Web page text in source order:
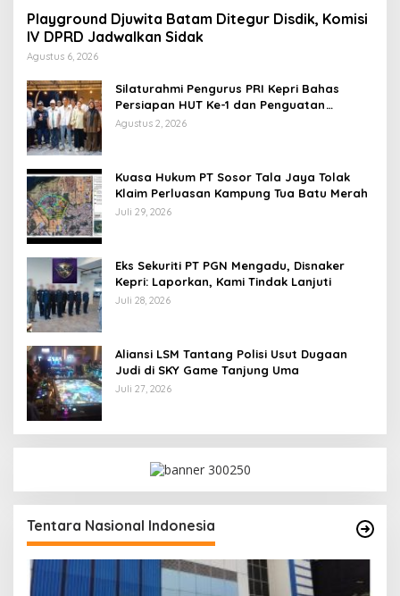
Playground Djuwita Batam Ditegur Disdik, Komisi
IV DPRD Jadwalkan Sidak
Agustus 6, 2026
Silaturahmi Pengurus PRI Kepri Bahas
Persiapan HUT Ke-1 dan Penguatan
Konsolidasi Partai
Agustus 2, 2026
Kuasa Hukum PT Sosor Tala Jaya Tolak
Klaim Perluasan Kampung Tua Batu Merah
Juli 29, 2026
Eks Sekuriti PT PGN Mengadu, Disnaker
Kepri: Laporkan, Kami Tindak Lanjuti
Juli 28, 2026
Aliansi LSM Tantang Polisi Usut Dugaan
Judi di SKY Game Tanjung Uma
Juli 27, 2026
Tentara Nasional Indonesia